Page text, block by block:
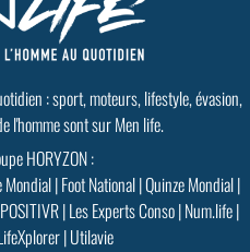
: sport, moteurs, lifestyle, évasion,
l'homme sont sur Men life.
HORYZON :
Mondial|Foot National|Quinze Mondial|
POSITIVR|Les Experts Conso|Num.life|
|Utilavie